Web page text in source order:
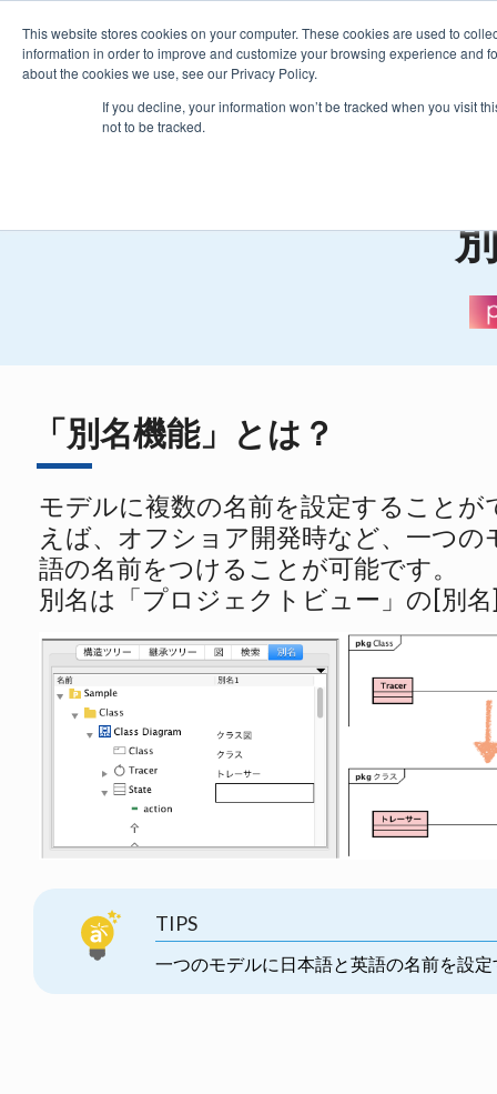
This website stores cookies on your computer. These cookies are used to
information in order to improve and customize your browsing experience and
about the cookies we use, see our Privacy Policy.
If you decline, your information won’t be tracked when you visit
not to be tracked.
「別名機能」とは？
モデルに複数の名前を設定することが
えば、オフショア開発時など、一つの
語の名前をつけることが可能です。
別名は「プロジェクトビュー」の[別
TIPS
一つのモデルに日本語と英語の名前を設定